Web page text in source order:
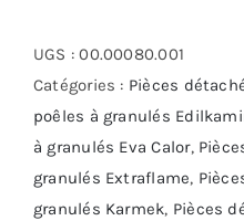
céramique
300w-
220V1
UGS :00.00080.001
Catégories : Pièces
poêles à granulés
à granulés Eva Calor,
granulés Extraflame,
granulés Karmek, Pièces